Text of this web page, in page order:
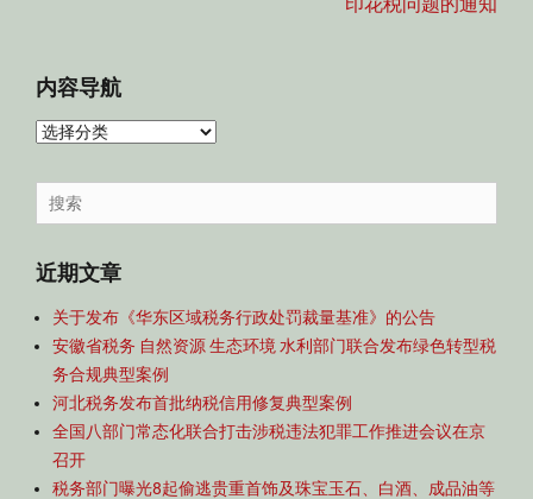
内容导航
内
导
航
Search
for:
近期文章
关于发布《华东区域税务行政处罚裁量基准》的公告
安徽省税务 自然资源 生态环境 水利部门联合发布绿色转型税
务合规典型案例
河北税务发布首批纳税信用修复典型案例
全国八部门常态化联合打击涉税违法犯罪工作推进会议在京
召开
税务部门曝光8起偷逃贵重首饰及珠宝玉石、白酒、成品油等